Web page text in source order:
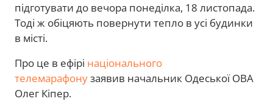
підготувати до вечора понеділка, 18 листопада.
Тоді ж обіцяють повернути тепло в усі будинки
в місті.
Про це в ефірі національного
телемарафонузаявив начальник Одеської ОВА
Олег Кіпер.